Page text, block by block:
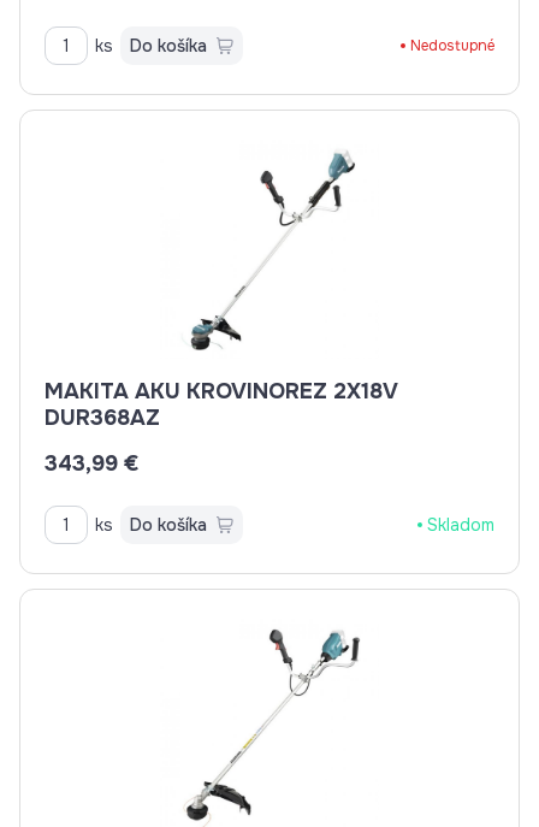
ks Do košíka Nedostupné
MAKITA AKU KROVINOREZ 2X18V
DUR368AZ
343,99 €
ks Do košíka Skladom